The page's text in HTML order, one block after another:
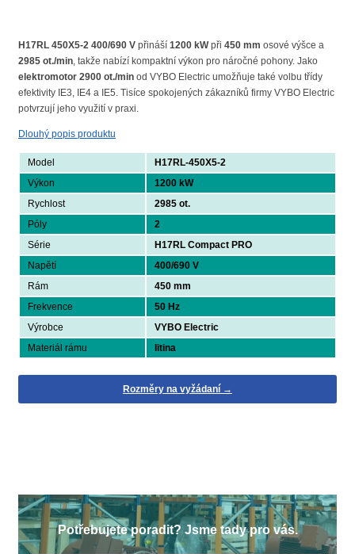
H17RL 450X5-2 400/690 V přináší 1200 kWpři 450 mm osové výšce a
2985 ot./min, takže nabízí kompaktní výkon pro náročné pohony. Jako
elektromotor 2900 ot./min od VYBO Electric umožňuje také volbu třídy
efektivity IE3, IE4 a IE5. Tisíce spokojených zákazníků firmy VYBO Electric
potvrzují jeho využití v praxi.
Dlouhý popis produktu
Model
H17RL-450X5-2
Výkon
1200 kW
Rychlost
2985 ot.
Póly
2
Série
H17RL Compact PRO
Napětí
400/690 V
Rám
450 mm
Frekvence
50 Hz
Výrobce
VYBO Electric
Materiál rámu
litina
Rozměry na vyžádaní →
Potřebujete poradit? Jsme tady pro vás.